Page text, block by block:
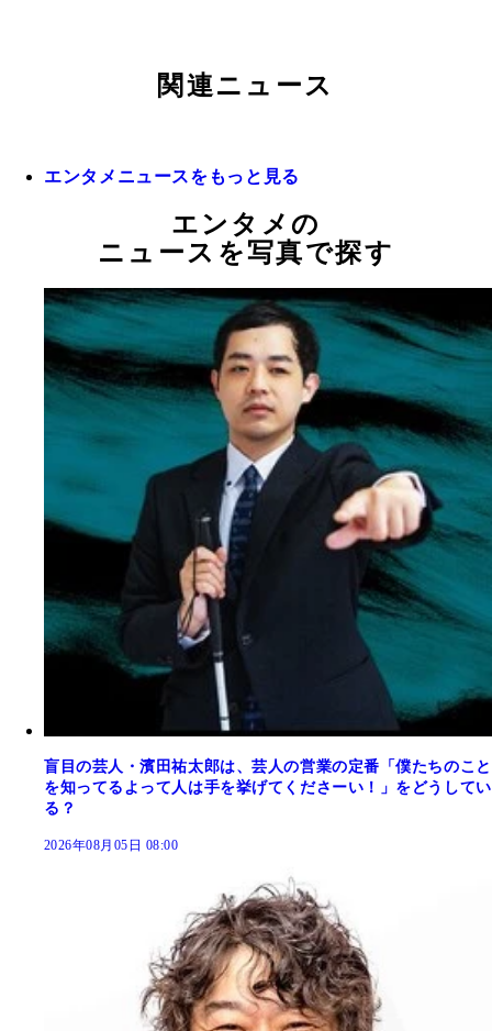
関連ニュース
エンタメニュースをもっと見る
エンタメの
ニュースを写真で探す
盲目の芸人・濱田祐太郎は、芸人の営業の定番「僕たちのこと
を知ってるよって人は手を挙げてくださーい！」をどうしてい
る？
2026年08月05日 08:00